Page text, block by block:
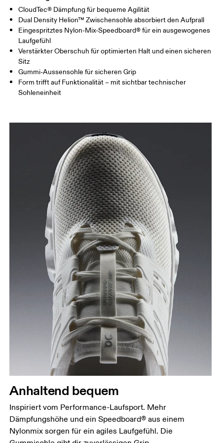
CloudTec® Dämpfung für bequeme Agilität
Dual Density Helion™ Zwischensohle absorbiert den Aufprall
Eingespritztes Nylon-Mix-Speedboard® für ein ausgewogenes
Laufgefühl
Verstärkter Oberschuh für optimierten Halt und einen sicheren
Sitz
Gummi-Aussensohle für sicheren Grip
Form trifft auf Funktionalität – mit sichtbar technischer
Sohleneinheit
Anhaltend bequem
Inspiriert vom Performance-Laufsport. Mehr
Dämpfungshöhe und ein Speedboard® aus einem
Nylonmix sorgen für ein agiles Laufgefühl. Die